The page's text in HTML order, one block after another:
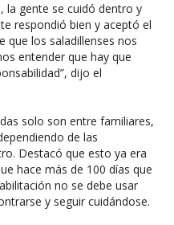
la gente se cuidó dentro y
respondió bien y aceptó el
que los saladillenses nos
entender que hay que
dijo el
solo son entre familiares,
de las
Destacó que esto ya era
hace más de 100 días que
no se debe usar
y seguir cuidándose.